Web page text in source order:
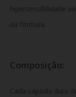
hipersensibilidade
da fórmula.
Composição:
Cada cápsula dura